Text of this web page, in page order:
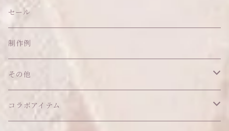
ピアス
バッグ
ショルダーバッグ
お散歩バッグ
ポーチ
コインケース
カードケース
キーホルダー
その他
その他
クッション・座布団
ハンガー
マット
アクセサリー
ヘッドドレス Sサイズ
ヘッドドレス Mサイズ
アウトフィット
その他
セール
制作例
その他
あこがれシリーズ
コラボアイテム